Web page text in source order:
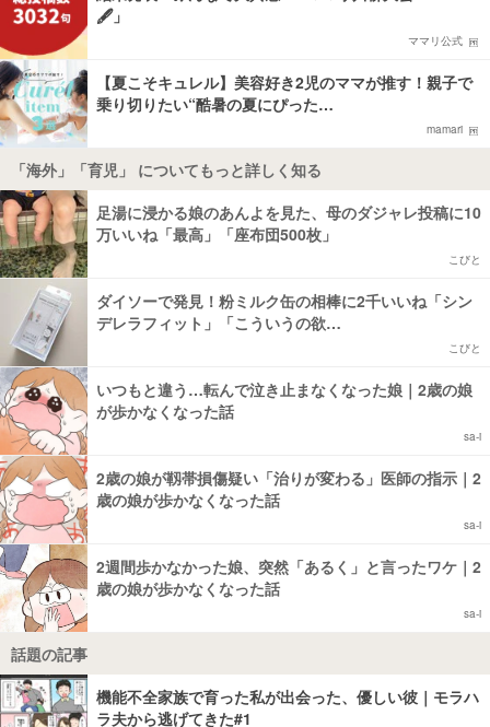
🖋️」
ママリ公式
【夏こそキュレル】美容好き2児のママが推す！親子で
乗り切りたい“酷暑の夏にぴった…
mamari
「海外」「育児」 についてもっと詳しく知る
足湯に浸かる娘のあんよを見た、母のダジャレ投稿に10
万いいね「最高」「座布団500枚」
こびと
ダイソーで発見！粉ミルク缶の相棒に2千いいね「シン
デレラフィット」「こういうの欲…
こびと
いつもと違う…転んで泣き止まなくなった娘｜2歳の娘
が歩かなくなった話
sa-i
2歳の娘が靱帯損傷疑い「治りが変わる」医師の指示｜2
歳の娘が歩かなくなった話
sa-i
2週間歩かなかった娘、突然「あるく」と言ったワケ｜2
歳の娘が歩かなくなった話
sa-i
話題の記事
機能不全家族で育った私が出会った、優しい彼｜モラハ
ラ夫から逃げてきた#1